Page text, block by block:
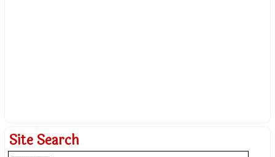
Site Search